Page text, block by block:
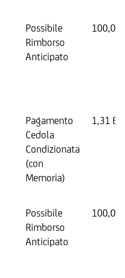
Possibile
Rimborso
Anticipato
100,00
Pagamento
Cedola
Condizionata
(con
Memoria)
1,31
Possibile
Rimborso
Anticipato
100,00